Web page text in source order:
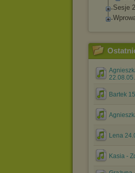
Sesje
Bartek
Lena
Kasia -